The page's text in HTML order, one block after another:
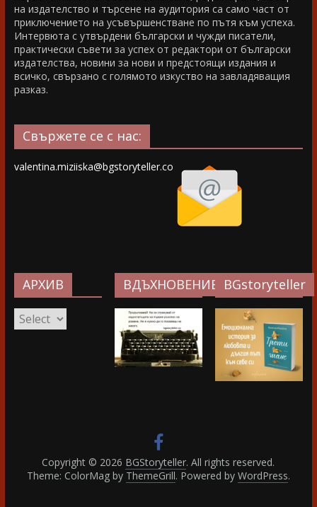
на издателство и търсене на аудитория са само част от
приключението на усъвършенстване по пътя към успеха.
Интервюта с утвърдени български и чужди писатели,
практически съвети за успех от редактори от български
издателства, новини за нови и предстоящи издания и
всичко, свързано с голямото изкуство на завладяващия
разказ.
Свържете се с нас:
valentina.miziiska@bgstoryteller.co
АРХИВ
АРХИВ
ВДЪХНОВЕНИЕ…BGstoryteller
Copyright © 2026 BGStoryteller. All rights reserved.
Theme: ColorMag by ThemeGrill. Powered by WordPress.